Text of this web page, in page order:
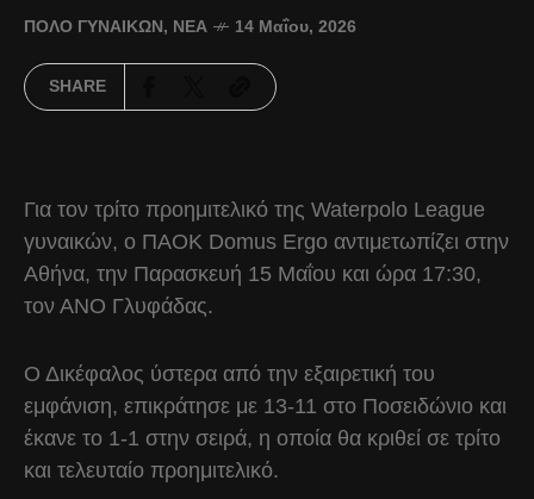
ΠΌΛΟ ΓΥΝΑΙΚΏΝ, ΝΈΑ 14 Μαΐου, 2026
SHARE
Για τον τρίτο προημιτελικό της Waterpolo League
γυναικών, ο ΠΑΟΚ Domus Ergo αντιμετωπίζει στην
Αθήνα, την Παρασκευή 15 Μαΐου και ώρα 17:30,
τον ΑΝΟ Γλυφάδας.
Ο Δικέφαλος ύστερα από την εξαιρετική του
εμφάνιση, επικράτησε με 13-11 στο Ποσειδώνιο και
έκανε το 1-1 στην σειρά, η οποία θα κριθεί σε τρίτο
και τελευταίο προημιτελικό.